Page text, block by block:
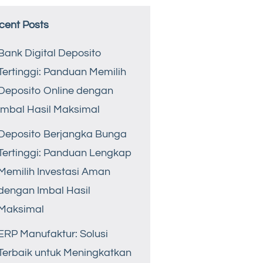
Posts
Digital Deposito
Panduan Memilih
Online dengan
Hasil Maksimal
Berjangka Bunga
Panduan Lengkap
Investasi Aman
Imbal Hasil
Manufaktur: Solusi
untuk Meningkatkan